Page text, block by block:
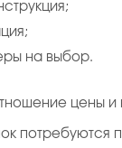
на выбор.
цены и
потребуются